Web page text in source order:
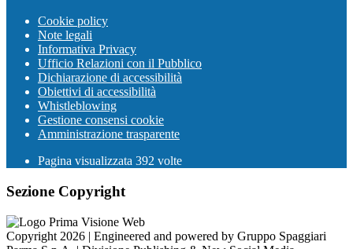
Cookie policy
Note legali
Informativa Privacy
Ufficio Relazioni con il Pubblico
Dichiarazione di accessibilità
Obiettivi di accessibilità
Whistleblowing
Gestione consensi cookie
Amministrazione trasparente
Pagina visualizzata 392 volte
Sezione Copyright
Copyright 2026 | Engineered and powered by Gruppo Spaggiari